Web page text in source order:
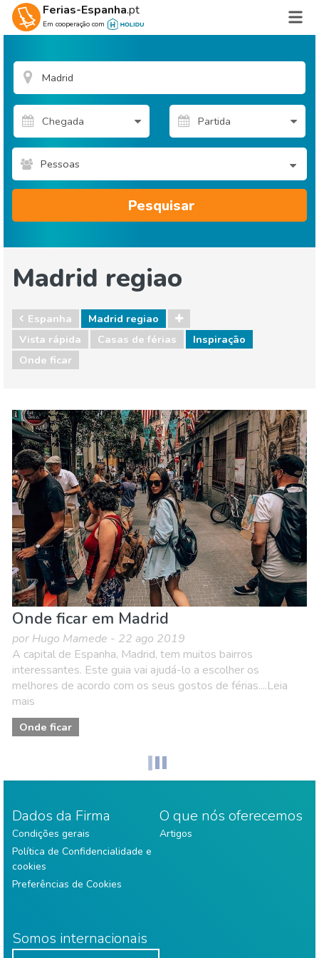
Ferias-Espanha.pt
Em cooperação com
Pessoas
Pesquisar
Madrid regiao
Espanha
Madrid regiao
Vista rápida
Casas de férias
Inspiração
Onde ficar
Onde ficar
Onde ficar em Madrid
por Hugo Mamede - 22 ago 2019
A capital de Espanha, Madrid, tem muitos bairros
interessantes. Este guia vai ajudá-lo a escolher os
melhores de acordo com os seus gostos de férias....Leia
mais
Onde ficar
Dados da Firma
Condições gerais
Política de Confidencialidade e
cookies
Preferências de Cookies
O que nós oferecemos
Artigos
Somos internacionais